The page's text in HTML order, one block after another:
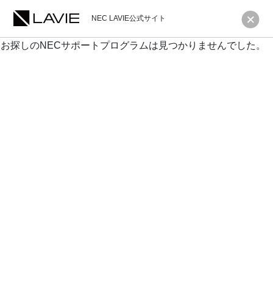
NEC LAVIE公式サイト
お探しのNECサポートプログラムは見つかりませんでした。